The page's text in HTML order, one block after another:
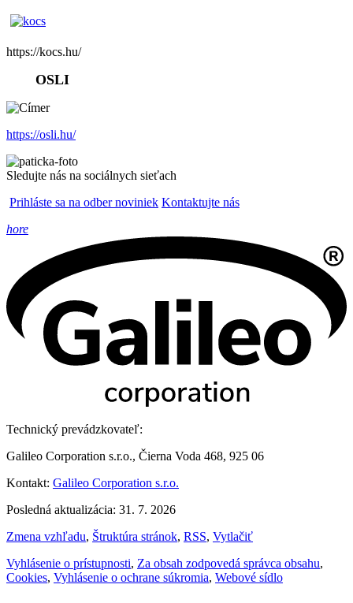
https://kocs.hu/
OSLI
https://osli.hu/
Sledujte nás na sociálnych sieťach
Prihláste sa na odber noviniek Kontaktujte nás
hore
Technický prevádzkovateľ:
Galileo Corporation s.r.o., Čierna Voda 468, 925 06
Kontakt: Galileo Corporation s.r.o.
Posledná aktualizácia: 31. 7. 2026
Zmena vzhľadu, Štruktúra stránok, RSS, Vytlačiť
Vyhlásenie o prístupnosti, Za obsah zodpovedá správca obsahu,
Cookies, Vyhlásenie o ochrane súkromia, Webové sídlo